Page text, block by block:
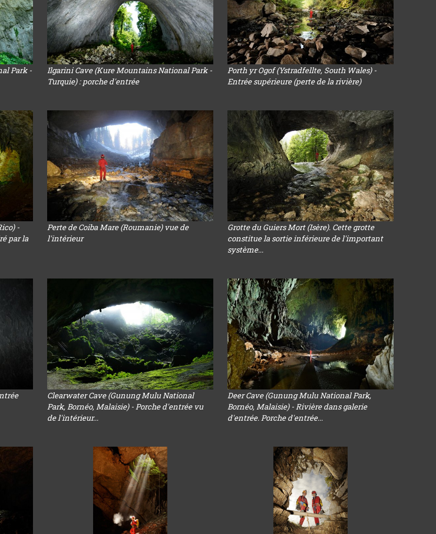
Park -
Ilgarini Cave (Kure Mountains National Park -
Turquie) : porche d'entrée
Porth yr Ogof (Ystradfellte, South Wales) -
Entrée supérieure (perte de la rivière)
-
par la
Perte de Coiba Mare (Roumanie) vue de
l'intérieur
Grotte du Guiers Mort (Isère). Cette grotte
constitue la sortie inférieure de l'important
système...
Clearwater Cave (Gunung Mulu National
Park, Bornéo, Malaisie) - Porche d'entrée vu
de l'intérieur...
Deer Cave (Gunung Mulu National Park,
Bornéo, Malaisie) - Rivière dans galerie
d'entrée. Porche d'entrée...